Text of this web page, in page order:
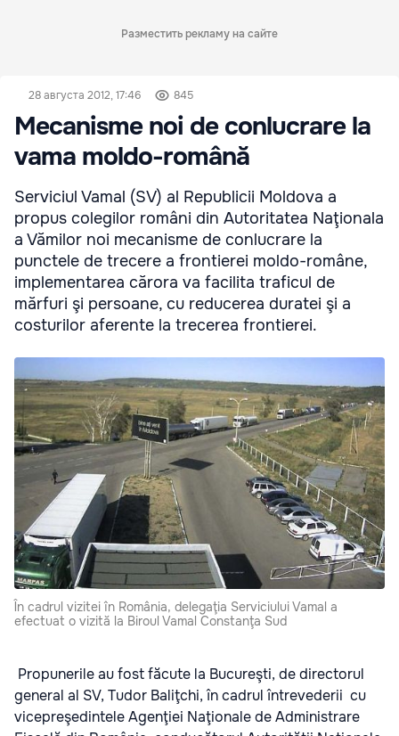
Разместить рекламу на сайте
28 августа 2012, 17:46 845
Mecanisme noi de conlucrare la
vama moldo-română
Serviciul Vamal (SV) al Republicii Moldova a
propus colegilor români din Autoritatea Naţionala
a Vămilor noi mecanisme de conlucrare la
punctele de trecere a frontierei moldo-române,
implementarea cărora va facilita traficul de
mărfuri şi persoane, cu reducerea duratei şi a
costurilor aferente la trecerea frontierei.
În cadrul vizitei în România, delegaţia Serviciului Vamal a
efectuat o vizită la Biroul Vamal Constanţa Sud
Propunerile au fost făcute la Bucureşti, de directorul
general al SV, Tudor Baliţchi, în cadrul întrevederii cu
vicepreşedintele Agenţiei Naţionale de Administrare